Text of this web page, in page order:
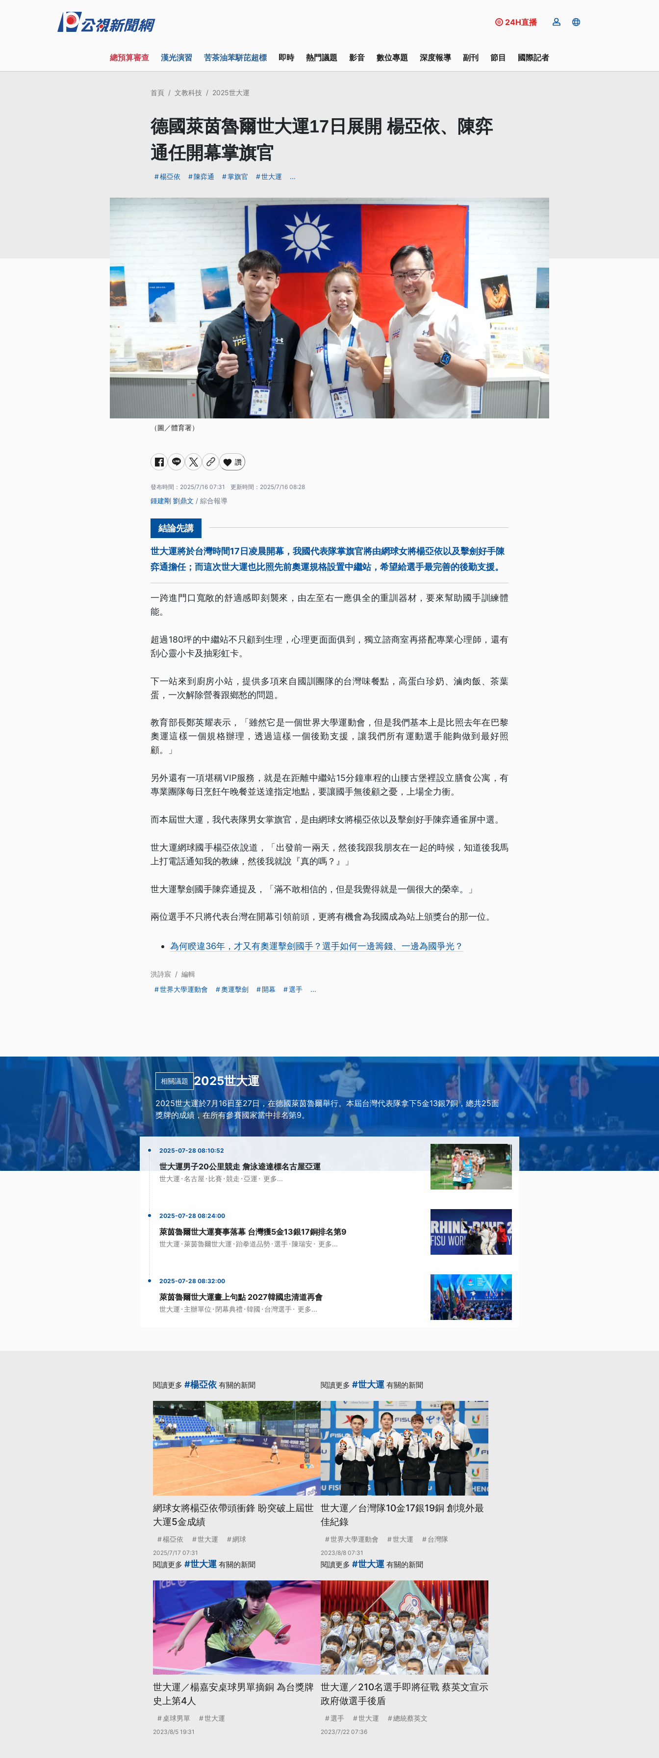
24H直播
總預算審查 漢光演習 苦茶油苯駢芘超標 即時 熱門議題 影音 數位專題 深度報導 副刊 節目 國際記者
首頁 文教科技 2025世大運
德國萊茵魯爾世大運17日展開 楊亞依、陳弈
通任開幕掌旗官
楊亞依 陳弈通 掌旗官 世大運 ...
（圖／體育署）
讚
發布時間： 2025/7/16 07:31 更新時間： 2025/7/16 08:28
鍾建剛 劉鼎文 / 綜合報導
世大運將於台灣時間17日凌晨開幕，我國代表隊掌旗官將由網球女將楊亞依以及擊劍好手陳
弈通擔任；而這次世大運也比照先前奧運規格設置中繼站，希望給選手最完善的後勤支援。
一跨進門口寬敞的舒適感即刻襲來，由左至右一應俱全的重訓器材，要來幫助國手訓練體
能。
超過180坪的中繼站不只顧到生理，心理更面面俱到，獨立諮商室再搭配專業心理師，還有
刮心靈小卡及抽彩虹卡。
下一站來到廚房小站，提供多項來自國訓團隊的台灣味餐點，高蛋白珍奶、滷肉飯、茶葉
蛋，一次解除營養跟鄉愁的問題。
教育部長鄭英耀表示，「雖然它是一個世界大學運動會，但是我們基本上是比照去年在巴黎
奧運這樣一個規格辦理，透過這樣一個後勤支援，讓我們所有運動選手能夠做到最好照
顧。」
另外還有一項堪稱VIP服務，就是在距離中繼站15分鐘車程的山腰古堡裡設立膳食公寓，有
專業團隊每日烹飪午晚餐並送達指定地點，要讓國手無後顧之憂，上場全力衝。
而本屆世大運，我代表隊男女掌旗官，是由網球女將楊亞依以及擊劍好手陳弈通雀屏中選。
世大運網球國手楊亞依說道，「出發前一兩天，然後我跟我朋友在一起的時候，知道後我馬
上打電話通知我的教練，然後我就說『真的嗎？』」
世大運擊劍國手陳弈通提及，「滿不敢相信的，但是我覺得就是一個很大的榮幸。」
兩位選手不只將代表台灣在開幕引領前頭，更將有機會為我國成為站上頒獎台的那一位。
為何睽違36年，才又有奧運擊劍國手？選手如何一邊籌錢、一邊為國爭光？
洪詩宸 / 編輯
世界大學運動會
奧運擊劍 開幕 選手 ...
相關議題 2025世大運
2025世大運於7月16日至27日，在德國萊茵魯爾舉行。本屆台灣代表隊拿下5金13銀7銅，總共25面
獎牌的成績，在所有參賽國家當中排名第9。
2025-07-28 08:10:52
世大運男子20公里競走 詹泳逵達標名古屋亞運
世大運 ·名古屋 · 比賽 ·競走 ·亞運 · 更多...
2025-07-28 08:24:00
萊茵魯爾世大運賽事落幕 台灣獲5金13銀17銅排名第9
世大運 ·萊茵魯爾世大運 · 跆拳道品勢·選手·陳瑞安· 更多...
2025-07-28 08:32:00
萊茵魯爾世大運畫上句點 2027韓國忠清道再會
世大運 · 主辦單位 · 閉幕典禮 ·韓國 · 台灣選手· 更多...
閱讀更多 #楊亞依 有關的新聞
網球女將楊亞依帶頭衝鋒 盼突破上屆世
大運5金成績
楊亞依 世大運 網球
2025/7/17 07:31
閱讀更多 #世大運 有關的新聞
世大運／台灣隊10金17銀19銅 創境外最
佳紀錄
世界大學運動會 世大運 台灣隊
2023/8/8 07:31
閱讀更多 #世大運 有關的新聞
世大運／楊嘉安桌球男單摘銅 為台獎牌
史上第4人
桌球男單 世大運
2023/8/5 19:31
閱讀更多 #世大運 有關的新聞
世大運／210名選手即將征戰 蔡英文宣示
政府做選手後盾
選手 世大運 總統蔡英文
2023/7/22 07:36